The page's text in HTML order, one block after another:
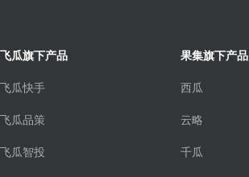
飞瓜旗下产品
飞瓜快手
飞瓜品策
飞瓜智投
果集旗下产品
西瓜
云略
千瓜